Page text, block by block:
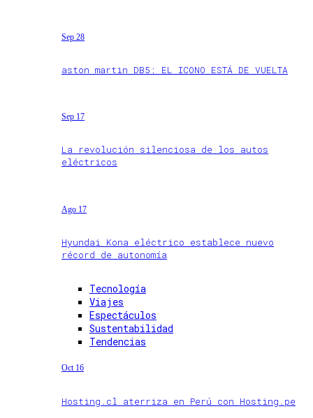
Sep 28
aston martin DB5: EL ICONO ESTÁ DE VUELTA
Sep 17
La revolución silenciosa de los autos
eléctricos
Ago 17
Hyundai Kona eléctrico establece nuevo
récord de autonomía
Tecnología
Viajes
Espectáculos
Sustentabilidad
Tendencias
Oct 16
Hosting.cl aterriza en Perú con Hosting.pe